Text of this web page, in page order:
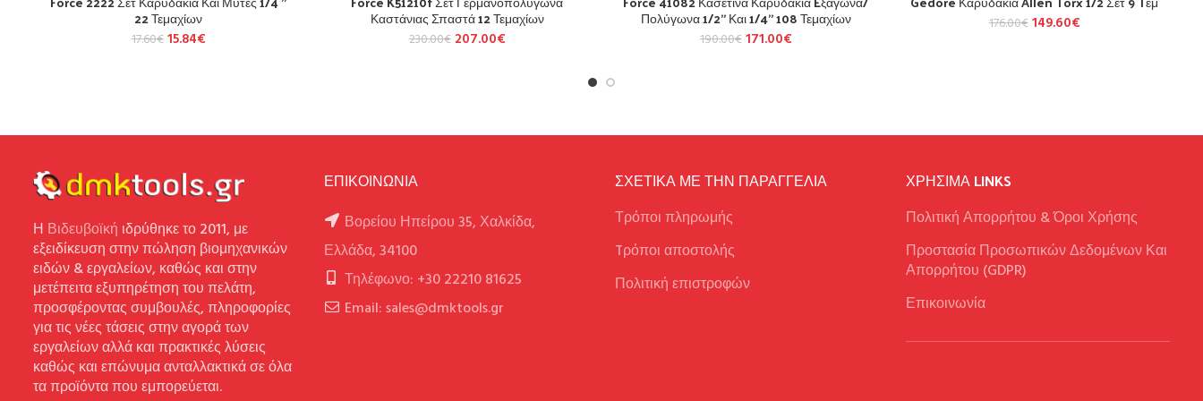
22 Τεμαχίων
17.60€ 15.84€
Καστάνιας Σπαστά 12 Τεμαχίων
230.00€ 207.00€
Πολύγωνα 1/2” Και 1/4” 108 Τεμαχίων
190.00€ 171.00€
176.00€ 149.60€
Η Βιδευβοϊκή ιδρύθηκε το 2011, με
εξειδίκευση στην πώληση βιομηχανικών
ειδών & εργαλείων, καθώς και στην
μετέπειτα εξυπηρέτηση του πελάτη,
προσφέροντας συμβουλές, πληροφορίες
για τις νέες τάσεις στην αγορά των
εργαλείων αλλά και πρακτικές λύσεις
καθώς και επώνυμα ανταλλακτικά σε όλα
τα προϊόντα που εμπορεύεται.
ΕΠΙΚΟΙΝΩΝΙΑ
Βορείου Ηπείρου 35, Χαλκίδα,
Ελλάδα, 34100
Τηλέφωνο: +30 22210 81625
Email: sales@dmktools.gr
ΣΧΕΤΙΚΑ ΜΕ ΤΗΝ ΠΑΡΑΓΓΕΛΙΑ
Τρόποι πληρωμής
Tρόποι αποστολής
Πολιτική επιστροφών
ΧΡΉΣΙΜΑ LINKS
Πολιτική Απορρήτου & Όροι Χρήσης
Προστασία Προσωπικών Δεδομένων Και
Απορρήτου (GDPR)
Επικοινωνία